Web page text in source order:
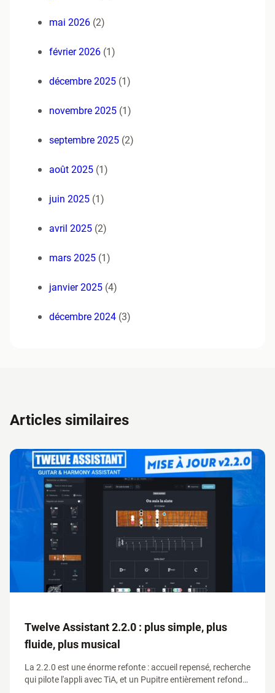
mai 2026 (2)
février 2026 (1)
décembre 2025 (1)
novembre 2025 (1)
septembre 2025 (2)
août 2025 (1)
juin 2025 (1)
avril 2025 (2)
mars 2025 (1)
janvier 2025 (4)
décembre 2024 (3)
Articles similaires
Twelve Assistant 2.2.0 : plus simple, plus
fluide, plus musical
La 2.2.0 est une énorme refonte : accueil repensé, recherche
qui pilote l'appli avec TiA, et un Pupitre entièrement refondu